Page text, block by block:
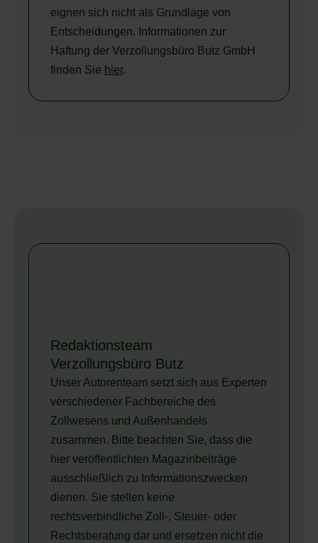
eignen sich nicht als Grundlage von
Entscheidungen. Informationen zur
Haftung der Verzollungsbüro Butz GmbH
finden Sie hier.
Redaktionsteam
Verzollungsbüro Butz
Unser Autorenteam setzt sich aus Experten
verschiedener Fachbereiche des
Zollwesens und Außenhandels
zusammen. Bitte beachten Sie, dass die
hier veröffentlichten Magazinbeiträge
ausschließlich zu Informationszwecken
dienen. Sie stellen keine
rechtsverbindliche Zoll-, Steuer- oder
Rechtsberatung dar und ersetzen nicht die